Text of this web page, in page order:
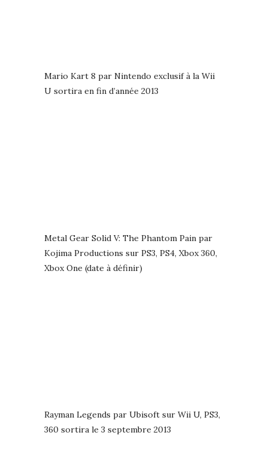
Mario Kart 8 par Nintendo exclusif à la Wii
U sortira en fin d’année 2013
Metal Gear Solid V: The Phantom Pain par
Kojima Productions sur PS3, PS4, Xbox 360,
Xbox One (date à définir)
Rayman Legends par Ubisoft sur Wii U, PS3,
360 sortira le 3 septembre 2013